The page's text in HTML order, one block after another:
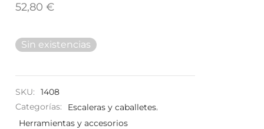
52,80 €
Sin existencias
SKU:
1408
Categorías:
Escaleras y caballetes,
Herramientas y accesorios